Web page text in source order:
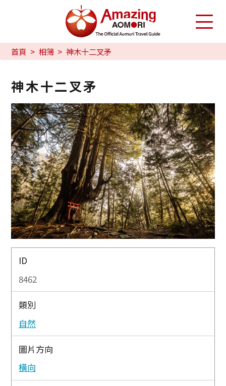
首頁 相簿 神木十二叉矛
神木十二叉矛
ID
8462
類別
自然
圖片方向
橫向